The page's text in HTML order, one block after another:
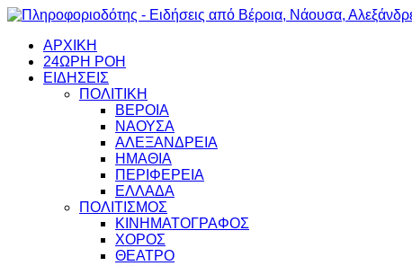
ΑΡΧΙΚΗ
24ΩΡΗ ΡΟΗ
ΕΙΔΗΣΕΙΣ
ΠΟΛΙΤΙΚΗ
ΒΕΡΟΙΑ
ΝΑΟΥΣΑ
ΑΛΕΞΑΝΔΡΕΙΑ
ΗΜΑΘΙΑ
ΠΕΡΙΦΕΡΕΙΑ
ΕΛΛΑΔΑ
ΠΟΛΙΤΙΣΜΟΣ
ΚΙΝΗΜΑΤΟΓΡΑΦΟΣ
ΧΟΡΟΣ
ΘΕΑΤΡΟ